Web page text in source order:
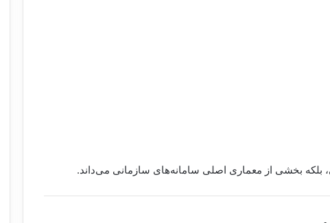
بلکه بخشی از معماری اصلی سامانه‌های سازمانی می‌داند.